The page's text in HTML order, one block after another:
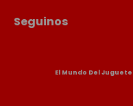
Seguinos
El Mundo Del Juguete